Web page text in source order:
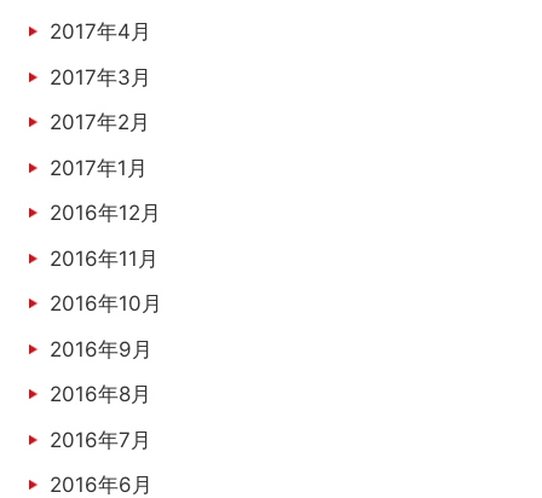
2017年4月
2017年3月
2017年2月
2017年1月
2016年12月
2016年11月
2016年10月
2016年9月
2016年8月
2016年7月
2016年6月